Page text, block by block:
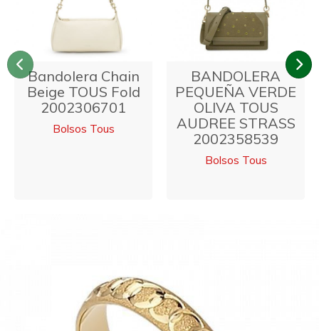
Bandolera Chain
Beige TOUS Fold
2002306701
Bolsos Tous
BANDOLERA
PEQUEÑA VERDE
OLIVA TOUS
AUDREE STRASS
2002358539
Bolsos Tous
Anterior